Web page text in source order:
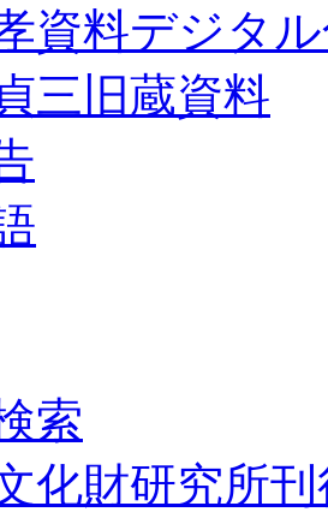
資料デジタ
三旧蔵資料
索
化財研究所